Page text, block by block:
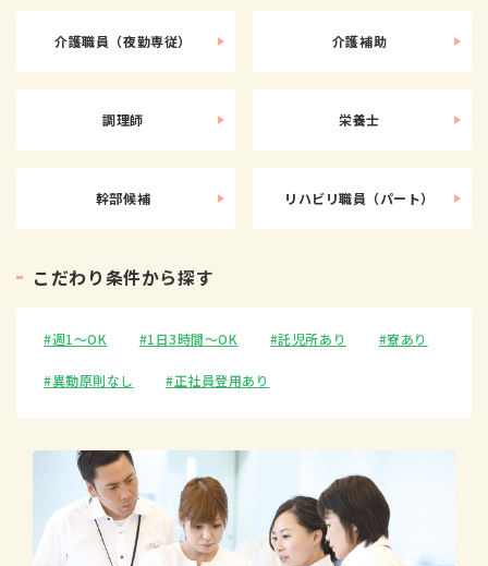
介護職員（夜勤専従） 介護補助
調理師 栄養士
幹部候補 リハビリ職員（パート）
こ だわり条件から探す
週1〜OK 1日3時間〜OK 託児所あり 寮あり
異動原則なし 正社員登用あり